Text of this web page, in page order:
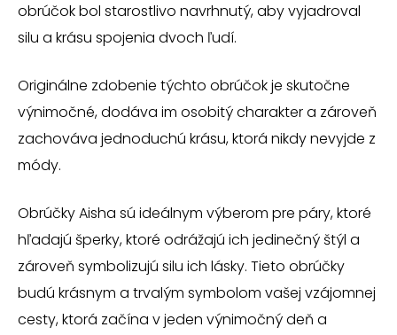
obrúčok bol starostlivo navrhnutý, aby vyjadroval
silu a krásu spojenia dvoch ľudí.
Originálne zdobenie týchto obrúčok je skutočne
výnimočné, dodáva im osobitý charakter a zároveň
zachováva jednoduchú krásu, ktorá nikdy nevyjde z
módy.
Obrúčky Aisha sú ideálnym výberom pre páry, ktoré
hľadajú šperky, ktoré odrážajú ich jedinečný štýl a
zároveň symbolizujú silu ich lásky. Tieto obrúčky
budú krásnym a trvalým symbolom vašej vzájomnej
cesty, ktorá začína v jeden výnimočný deň a